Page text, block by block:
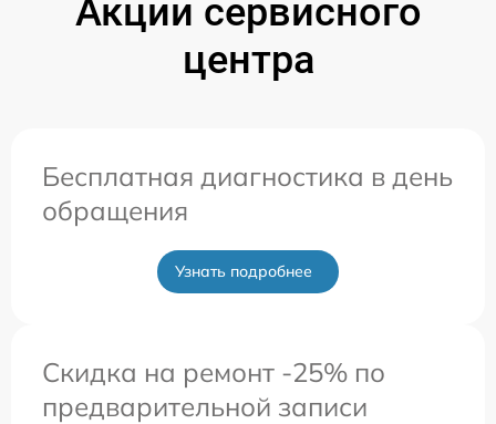
Акции сервисного
центра
Бесплатная диагностика в день
обращения
Узнать подробнее
Скидка на ремонт -25% по
предварительной записи